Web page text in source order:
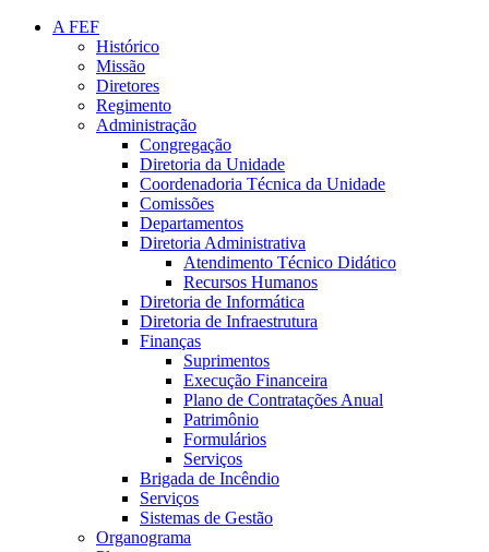
A FEF
Histórico
Missão
Diretores
Regimento
Administração
Congregação
Diretoria da Unidade
Coordenadoria Técnica da Unidade
Comissões
Departamentos
Diretoria Administrativa
Atendimento Técnico Didático
Recursos Humanos
Diretoria de Informática
Diretoria de Infraestrutura
Finanças
Suprimentos
Execução Financeira
Plano de Contratações Anual
Patrimônio
Formulários
Serviços
Brigada de Incêndio
Serviços
Sistemas de Gestão
Organograma